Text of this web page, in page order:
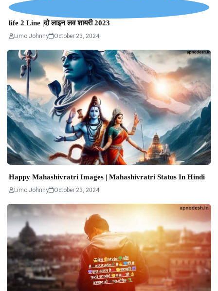
life 2 Line |दो लाइन लव शायरी 2023
Limo Johnny October 23, 2024
Happy Mahashivratri Images | Mahashivratri Status In Hindi
Limo Johnny October 23, 2024